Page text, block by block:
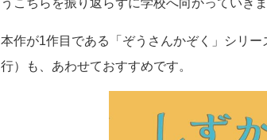
本作が1作目である「ぞうさんかぞく」シリ
行）も、あわせておすすめです。